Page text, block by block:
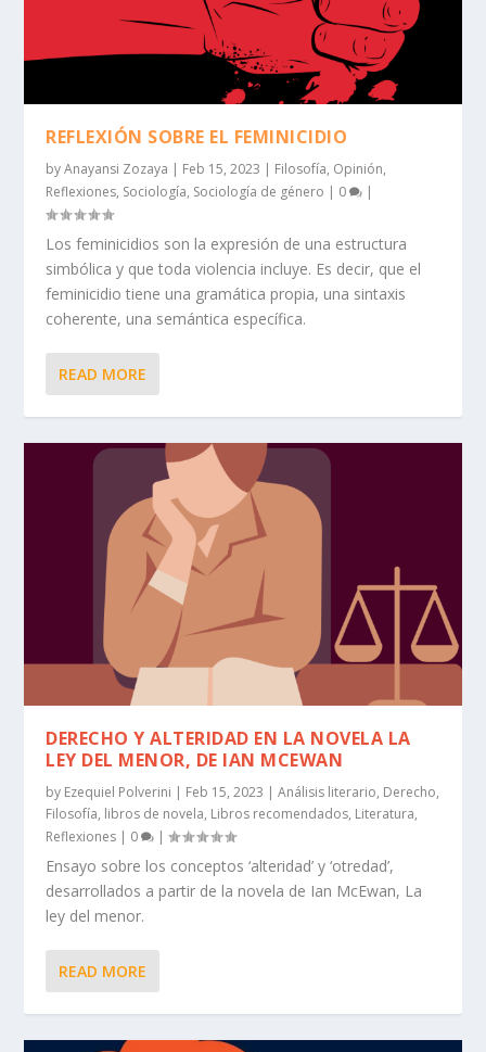
REFLEXIÓN SOBRE EL FEMINICIDIO
byAnayansi Zozaya | Feb 15, 2023 | Filosofía, Opinión,
Reflexiones, Sociología, Sociología de género | 0 |
Los feminicidios son la expresión de una estructura
simbólica y que toda violencia incluye. Es decir, que el
feminicidio tiene una gramática propia, una sintaxis
coherente, una semántica específica.
READ MORE
DERECHO Y ALTERIDAD EN LA NOVELA LA
LEY DEL MENOR, DE IAN MCEWAN
by Ezequiel Polverini | Feb 15, 2023 |Análisis literario, Derecho,
Filosofía, libros de novela, Libros recomendados, Literatura,
Reflexiones | 0 |
Ensayo sobre los conceptos ‘alteridad’ y ‘otredad’,
desarrollados a partir de la novela de Ian McEwan, La
ley del menor.
READ MORE